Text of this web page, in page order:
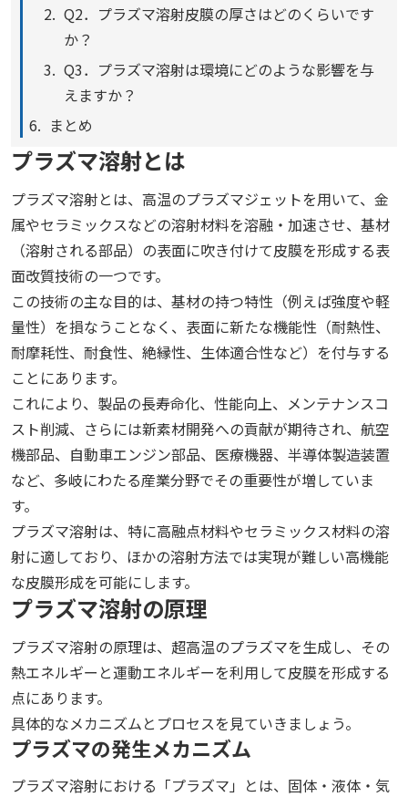
Q2．プラズマ溶射皮膜の厚さはどのくらいです
か？
Q3．プラズマ溶射は環境にどのような影響を与
えますか？
まとめ
プラズマ溶射とは
プラズマ溶射とは、高温のプラズマジェットを用いて、金
属やセラミックスなどの溶射材料を溶融・加速させ、基材
（溶射される部品）の表面に吹き付けて皮膜を形成する表
面改質技術の一つです。
この技術の主な目的は、基材の持つ特性（例えば強度や軽
量性）を損なうことなく、表面に新たな機能性（耐熱性、
耐摩耗性、耐食性、絶縁性、生体適合性など）を付与する
ことにあります。
これにより、製品の長寿命化、性能向上、メンテナンスコ
スト削減、さらには新素材開発への貢献が期待され、航空
機部品、自動車エンジン部品、医療機器、半導体製造装置
など、多岐にわたる産業分野でその重要性が増していま
す。
プラズマ溶射は、特に高融点材料やセラミックス材料の溶
射に適しており、ほかの溶射方法では実現が難しい高機能
な皮膜形成を可能にします。
プラズマ溶射の原理
プラズマ溶射の原理は、超高温のプラズマを生成し、その
熱エネルギーと運動エネルギーを利用して皮膜を形成する
点にあります。
具体的なメカニズムとプロセスを見ていきましょう。
プラズマの発生メカニズム
プラズマ溶射における「プラズマ」とは、固体・液体・気